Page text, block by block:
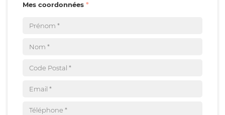
Mes coordonnées